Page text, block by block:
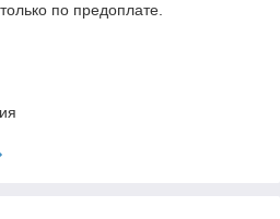
по предоплате.